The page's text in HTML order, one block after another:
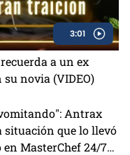
3:01
a un ex
novia (VIDEO)
Antrax
situación que lo llevó
MasterChef 24/7